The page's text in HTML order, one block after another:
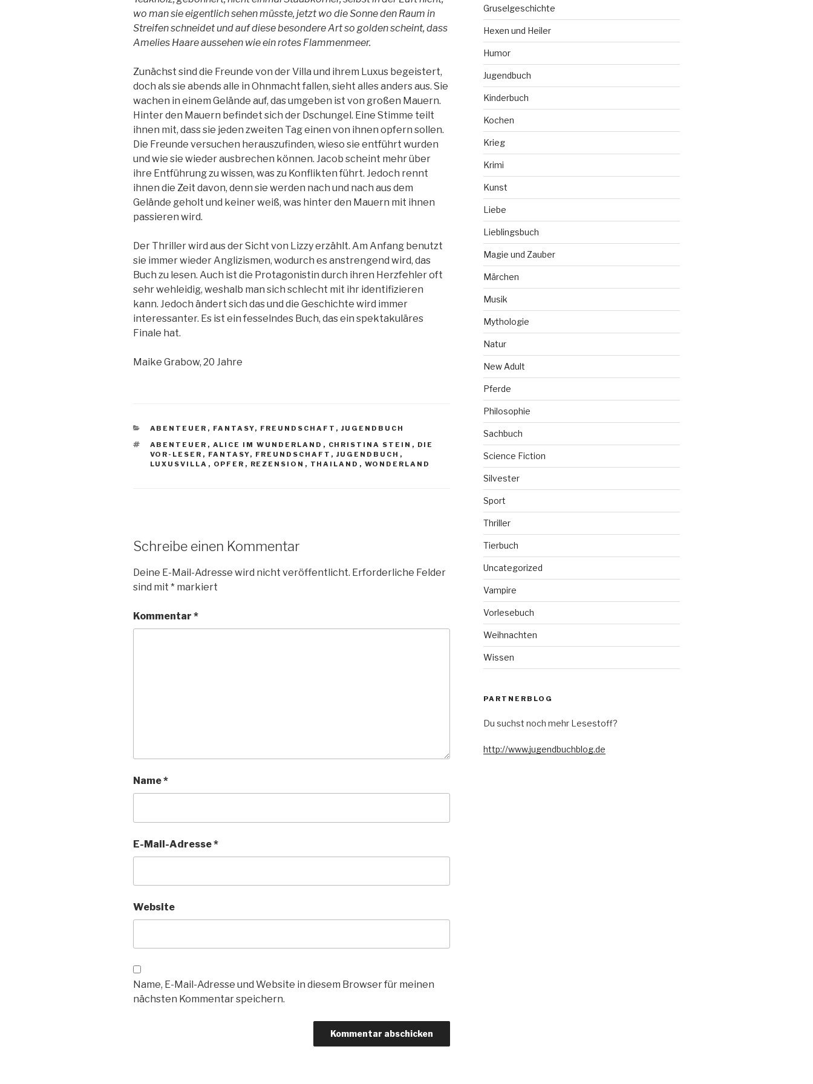
wo man sie eigentlich sehen müsste, jetzt wo die Sonne den Raum in
Streifen schneidet und auf diese besondere Art so golden scheint, dass
Amelies Haare aussehen wie ein rotes Flammenmeer.
Zunächst sind die Freunde von der Villa und ihrem Luxus begeistert,
doch als sie abends alle in Ohnmacht fallen, sieht alles anders aus. Sie
wachen in einem Gelände auf, das umgeben ist von großen Mauern.
Hinter den Mauern befindet sich der Dschungel. Eine Stimme teilt
ihnen mit, dass sie jeden zweiten Tag einen von ihnen opfern sollen.
Die Freunde versuchen herauszufinden, wieso sie entführt wurden
und wie sie wieder ausbrechen können. Jacob scheint mehr über
ihre Entführung zu wissen, was zu Konflikten führt. Jedoch rennt
ihnen die Zeit davon, denn sie werden nach und nach aus dem
Gelände geholt und keiner weiß, was hinter den Mauern mit ihnen
passieren wird.
Der Thriller wird aus der Sicht von Lizzy erzählt. Am Anfang benutzt
sie immer wieder Anglizismen, wodurch es anstrengend wird, das
Buch zu lesen. Auch ist die Protagonistin durch ihren Herzfehler oft
sehr wehleidig, weshalb man sich schlecht mit ihr identifizieren
kann. Jedoch ändert sich das und die Geschichte wird immer
interessanter. Es ist ein fesselndes Buch, das ein spektakuläres
Finale hat.
Maike Grabow, 20 Jahre
KATEGORIEN
ABENTEUER , FANTASY, FREUNDSCHAFT , JUGENDBUCH
SCHLAGWÖRTER
ABENTEUER , ALICE IM WUNDERLAND , CHRISTINA STEIN , DIE
VOR-LESER , FANTASY, FREUNDSCHAFT , JUGENDBUCH ,
LUXUSVILLA , OPFER , REZENSION , THAILAND , WONDERLAND
Schreibe einen Kommentar
Deine E-Mail-Adresse wird nicht veröffentlicht. Erforderliche Felder
sind mit * markiert
Kommentar *
Name*
E-Mail-Adresse*
Website
Name, E-Mail-Adresse und Website in diesem Browser für meinen
nächsten Kommentar speichern.
Gruselgeschichte
Hexen und Heiler
Humor
Jugendbuch
Kinderbuch
Kochen
Krieg
Krimi
Kunst
Liebe
Lieblingsbuch
Magie und Zauber
Märchen
Musik
Mythologie
Natur
New Adult
Pferde
Philosophie
Sachbuch
Science Fiction
Silvester
Sport
Thriller
Tierbuch
Uncategorized
Vampire
Vorlesebuch
Weihnachten
Wissen
PARTNERBLOG
Du suchst noch mehr Lesestoff?
http://www.jugendbuchblog.de